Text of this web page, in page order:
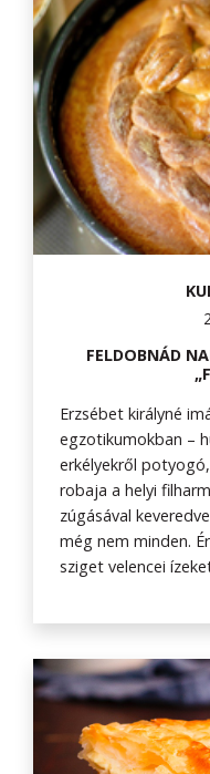
FELDOBNÁD
Erzsébet királyné
egzotikumokban –
erkélyekről
robaja a helyi
zúgásával
még nem minden.
sziget velencei